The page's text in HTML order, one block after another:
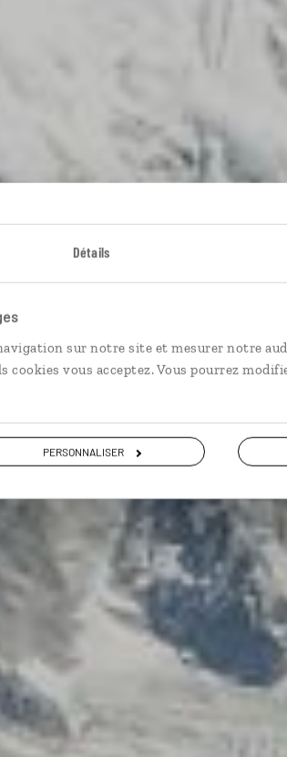
Détails
sur notre site et mesurer notre
cookies vous acceptez. Vous pourrez
PERSONNALISER
en pays
du Solu-Khumbu, au pied de
GALERIE PHOTOS